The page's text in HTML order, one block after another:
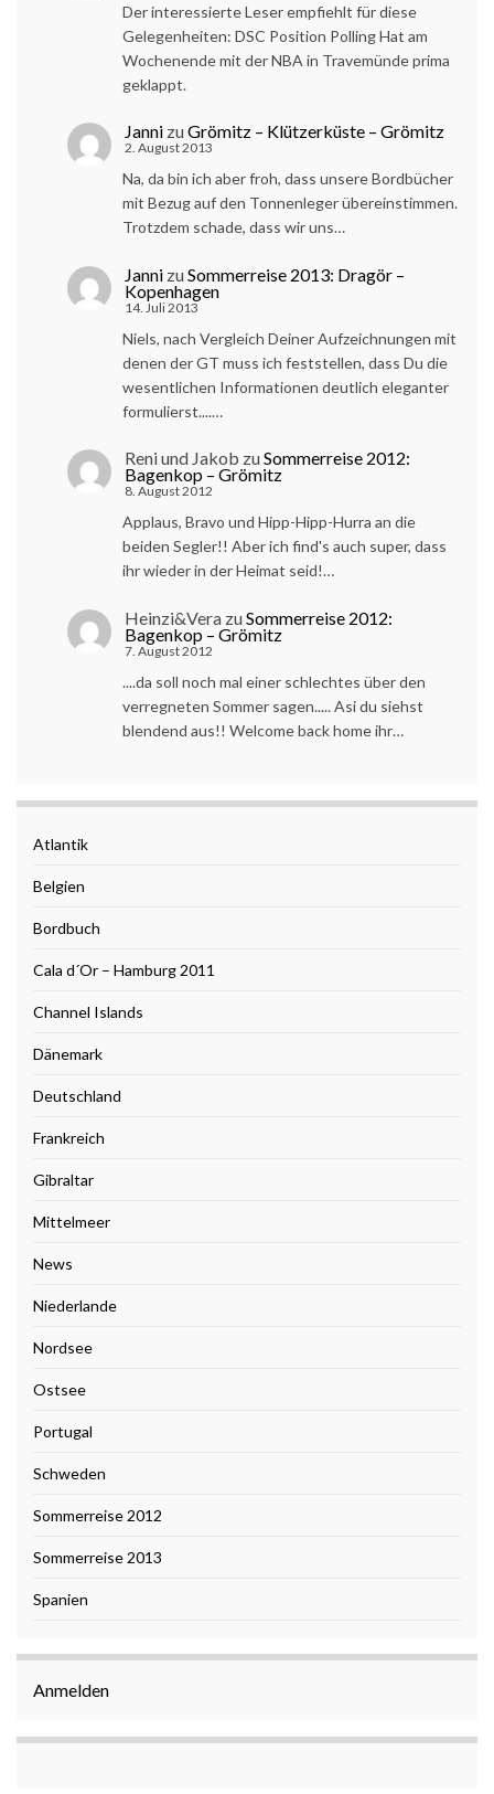
Der interessierte Leser empfiehlt für diese
Gelegenheiten: DSC Position Polling Hat am
Wochenende mit der NBA in Travemünde prima
geklappt.
Janni zuGrömitz – Klützerküste – Grömitz
2. August 2013
Na, da bin ich aber froh, dass unsere Bordbücher
mit Bezug auf den Tonnenleger übereinstimmen.
Trotzdem schade, dass wir uns…
Janni zuSommerreise 2013: Dragör –
Kopenhagen
14. Juli 2013
Niels, nach Vergleich Deiner Aufzeichnungen mit
denen der GT muss ich feststellen, dass Du die
wesentlichen Informationen deutlich eleganter
formulierst....…
Reni und Jakob zuSommerreise 2012:
Bagenkop – Grömitz
8. August 2012
Applaus, Bravo und Hipp-Hipp-Hurra an die
beiden Segler!! Aber ich find's auch super, dass
ihr wieder in der Heimat seid!…
Heinzi&Vera zuSommerreise 2012:
Bagenkop – Grömitz
7. August 2012
....da soll noch mal einer schlechtes über den
verregneten Sommer sagen..... Asi du siehst
blendend aus!! Welcome back home ihr…
Atlantik
Belgien
Bordbuch
Cala d´Or – Hamburg 2011
Channel Islands
Dänemark
Deutschland
Frankreich
Gibraltar
Mittelmeer
News
Niederlande
Nordsee
Ostsee
Portugal
Schweden
Sommerreise 2012
Sommerreise 2013
Spanien
Anmelden